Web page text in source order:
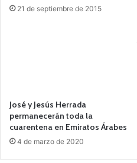
21 de septiembre de 2015
José y Jesús Herrada
permanecerán toda la
cuarentena en Emiratos Árabes
4 de marzo de 2020